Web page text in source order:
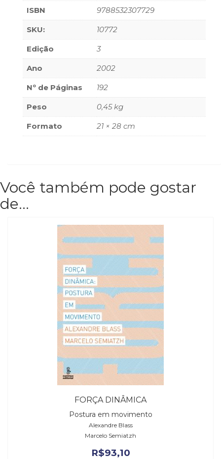
(33)
Puericultura
(23)
Rádio
(8)
Relações
e
Comunicação
Empresarial
(31)
Religião,
(132)
Sem
categoria
Televisão
Ocupacional
Treinamento
ISBN 9788532307729
SKU: 10772
Edição 3
Ano 2002
Nº de Páginas 192
Peso 0,45 kg
Formato 21 × 28 cm
Você também pode gostar
de…
FORÇA DINÂMICA
Postura em movimento
Alexandre Blass
Marcelo Semiatzh
R$93,10